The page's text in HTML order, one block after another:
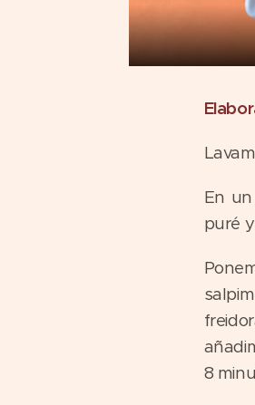
En
puré
8